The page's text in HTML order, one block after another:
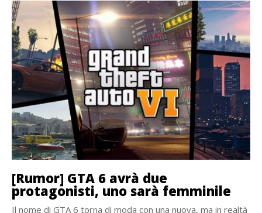
[Rumor] GTA 6 avrà due
protagonisti, uno sarà femminile
Il nome di GTA 6 torna di moda con una nuova, ma in realtà